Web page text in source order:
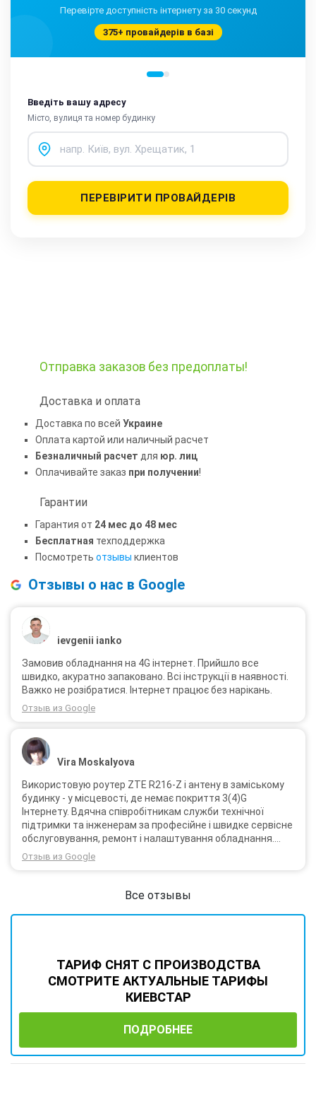
Перевірте доступність інтернету за 30 секунд
375+ провайдерів в базі
Введіть вашу адресу
Місто, вулиця та номер будинку
ПЕРЕВІРИТИ ПРОВАЙДЕРІВ
Отправка заказов без предоплаты!
Доставка и оплата
Доставка по всей Украине
Оплата картой или наличный расчет
Безналичный расчет для юр. лиц
Оплачивайте заказ при получении!
Гарантии
Гарантия от 24 мес до 48 мес
Бесплатная техподдержка
Посмотреть отзывы клиентов
Отзывы о нас в Google
ievgenii ianko
Замовив обладнання на 4G інтернет. Прийшло все
швидко, акуратно запаковано. Всі інструкції в наявності.
Важко не розібратися. Інтернет працює без нарікань.
Отзыв из Google
Vira Moskalyova
Використовую роутер ZTE R216-Z і антену в заміському
будинку - у місцевості, де немає покриття 3(4)G
Інтернету. Вдячна співробітникам служби технічної
підтримки та інженерам за професійне і швидке сервісне
обслуговування, ремонт і налаштування обладнання.
Через 3 роки після покупки я не шкодую про прийняте
тоді рішення придбати обладнання в компанії 3G star
Отзыв из Google
Все отзывы
ТАРИФ СНЯТ С ПРОИЗВОДСТВА
СМОТРИТЕ АКТУАЛЬНЫЕ ТАРИФЫ
КИЕВСТАР
ПОДРОБНЕЕ